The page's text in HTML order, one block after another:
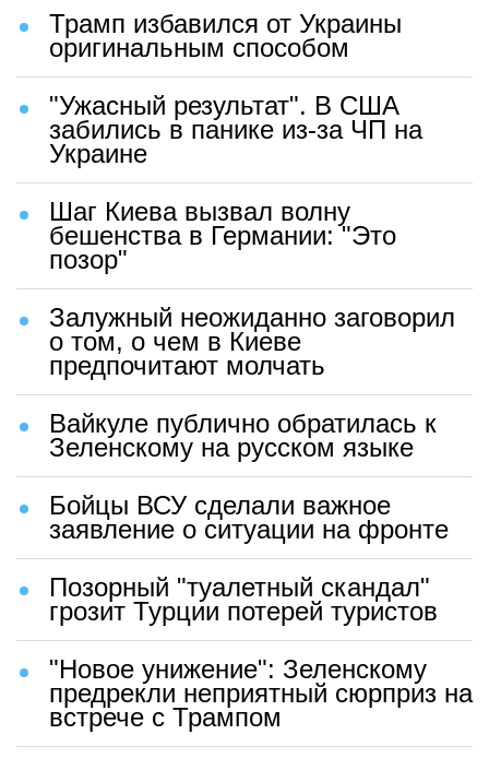
Трамп избавился от Украины
оригинальным способом
"Ужасный результат". В США
забились в панике из-за ЧП на
Украине
Шаг Киева вызвал волну
бешенства в Германии: "Это
позор"
Залужный неожиданно заговорил
о том, о чем в Киеве
предпочитают молчать
Вайкуле публично обратилась к
Зеленскому на русском языке
Бойцы ВСУ сделали важное
заявление о ситуации на фронте
Позорный "туалетный скандал"
грозит Турции потерей туристов
"Новое унижение": Зеленскому
предрекли неприятный сюрприз на
встрече с Трампом